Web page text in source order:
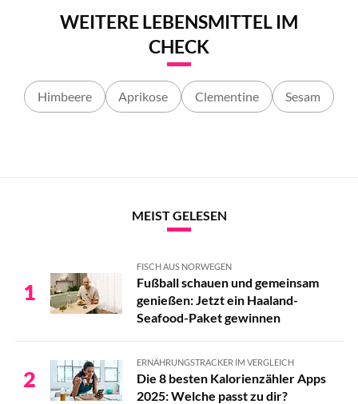
WEITERE LEBENSMITTEL IM
CHECK
Himbeere Aprikose Clementine Sesam
MEIST GELESEN
1
FISCH AUS NORWEGEN
Fußball schauen und gemeinsam
genießen: Jetzt ein Haaland-
Seafood-Paket gewinnen
2
ERNÄHRUNGSTRACKER IM VERGLEICH
Die 8 besten Kalorienzähler Apps
2025: Welche passt zu dir?